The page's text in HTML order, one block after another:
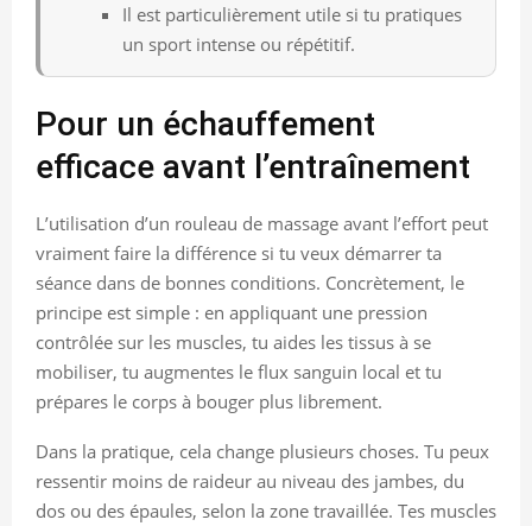
Il est particulièrement utile si tu pratiques
un sport intense ou répétitif.
Pour un échauffement
efficace avant l’entraînement
L’utilisation d’un rouleau de massage avant l’effort peut
vraiment faire la différence si tu veux démarrer ta
séance dans de bonnes conditions. Concrètement, le
principe est simple : en appliquant une pression
contrôlée sur les muscles, tu aides les tissus à se
mobiliser, tu augmentes le flux sanguin local et tu
prépares le corps à bouger plus librement.
Dans la pratique, cela change plusieurs choses. Tu peux
ressentir moins de raideur au niveau des jambes, du
dos ou des épaules, selon la zone travaillée. Tes muscles